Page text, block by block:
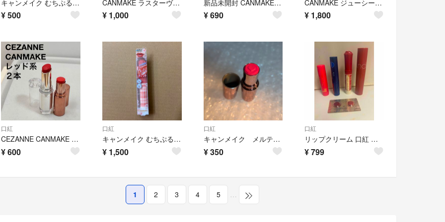
キャンメイク むちぷるティント 07 フルーツオレ
¥500
CANMAKE ラスターヴェールルージュ 02
¥ 1,000
新品未開封 CANMAKE キャンメイク むちぷるティント 03 ワインベリー
¥690
CANMAKE ジューシーリップティント 01 02 2本セット
¥ 1,800
口紅
CEZANNE CANMAKE プチプラ リップ 2本 レッド
¥600
口紅
キャンメイク むちぷるティント 01 バタースコッチ
¥ 1,500
口紅
キャンメイク メルティ ルミナスルージュ ティント TO1
¥350
口紅
リップクリーム 口紅 まとめ売り 5点セット
¥799
1 2 3 4 5 …